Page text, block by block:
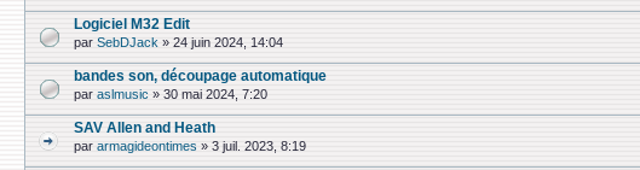
Logiciel M32 Edit
par SebDJack » 24 juin 2024, 14:04
bandes son, découpage automatique
par aslmusic » 30 mai 2024, 7:20
SAV Allen and Heath
par armagideontimes » 3 juil. 2023, 8:19